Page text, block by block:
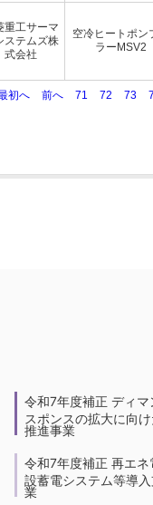
重工サーマ
ステムズ株
式会社
空冷ヒートポン
ラーMSV2
初へ 前へ 71 72 73
令和7年度補正 ディマ
スポンスの拡大に向
推進事業
令和7年度補正 再エネ
設蓄電システム等導
業